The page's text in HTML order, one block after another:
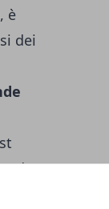
è
dei